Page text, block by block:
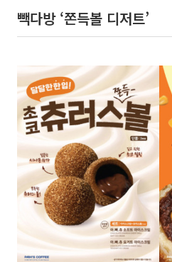
빽다방 ‘쫀득볼 디저트’